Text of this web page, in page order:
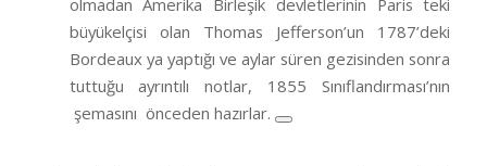
büyükelçisi olan Thomas Jefferson’un 1787’deki
Bordeaux ya yaptığı ve aylar süren gezisinden sonra
tuttuğu ayrıntılı notlar, 1855 Sınıflandırması’nın
şemasını önceden hazırlar.